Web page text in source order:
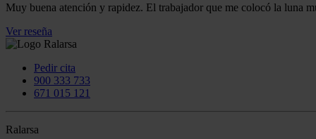
Muy buena atención y rapidez. El trabajador que me colocó la luna
Ver reseña
Pedir cita
900 333 733
671 015 121
Ralarsa